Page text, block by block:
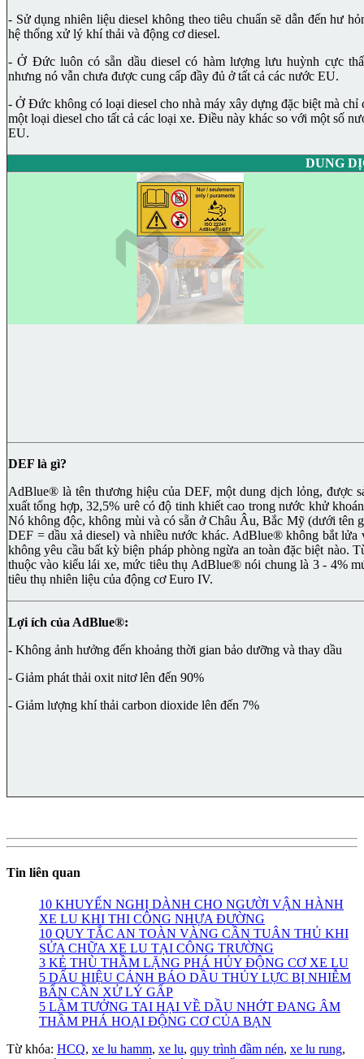
- Sử dụng nhiên liệu diesel không theo tiêu chuẩn sẽ dẫn đến hư
hệ thống xử lý khí thải và động cơ diesel.
- Ở Đức luôn có sẵn dầu diesel có hàm lượng lưu huỳnh cực
nhưng nó vẫn chưa được cung cấp đầy đủ ở tất cả các nước EU.
- Ở Đức không có loại diesel cho nhà máy xây dựng đặc biệt mà chỉ
một loại diesel cho tất cả các loại xe. Điều này khác so với một số
EU.
DUNG
DEF là gì?
AdBlue® là tên thương hiệu của DEF, một dung dịch lỏng, được
xuất tổng hợp, 32,5% urê có độ tinh khiết cao trong nước khử
Nó không độc, không mùi và có sẵn ở Châu Âu, Bắc Mỹ (dưới tên
DEF = dầu xả diesel) và nhiều nước khác. AdBlue® không bắt lửa
không yêu cầu bất kỳ biện pháp phòng ngừa an toàn đặc biệt nào.
thuộc vào kiểu lái xe, mức tiêu thụ AdBlue® nói chung là 3 - 4%
tiêu thụ nhiên liệu của động cơ Euro IV.
Lợi ích của AdBlue®:
- Không ảnh hưởng đến khoảng thời gian bảo dưỡng và thay dầu
- Giảm phát thải oxit nitơ lên đến 90%
- Giảm lượng khí thải carbon dioxide lên đến 7%
Tin liên quan
10 KHUYẾN NGHỊ DÀNH CHO NGƯỜI VẬN HÀNH
XE LU KHI THI CÔNG NHỰA ĐƯỜNG
10 QUY TẮC AN TOÀN VÀNG CẦN TUÂN THỦ KHI
SỬA CHỮA XE LU TẠI CÔNG TRƯỜNG
3 KẺ THÙ THẦM LẶNG PHÁ HỦY ĐỘNG CƠ XE LU
5 DẤU HIỆU CẢNH BÁO DẦU THỦY LỰC BỊ NHIỄM
BẨN CẦN XỬ LÝ GẤP
5 LẦM TƯỞNG TAI HẠI VỀ DẦU NHỚT ĐANG ÂM
THẦM PHÁ HOẠI ĐỘNG CƠ CỦA BẠN
Từ khóa: HCQ, xe lu hamm, xe lu, quy trình đầm nén, xe lu rung,